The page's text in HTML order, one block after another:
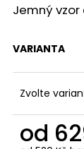
5
Jemný
VARIANTA
Zvolte
od